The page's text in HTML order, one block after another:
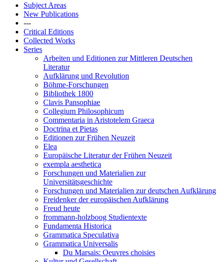
Subject Areas
New Publications
---
Critical Editions
Collected Works
Series
Arbeiten und Editionen zur Mittleren Deutschen
Literatur
Aufklärung und Revolution
Böhme-Forschungen
Bibliothek 1800
Clavis Pansophiae
Collegium Philosophicum
Commentaria in Aristotelem Graeca
Doctrina et Pietas
Editionen zur Frühen Neuzeit
Elea
Europäische Literatur der Frühen Neuzeit
exempla aesthetica
Forschungen und Materialien zur
Universitätsgeschichte
Forschungen und Materialien zur deutschen Aufklärung
Freidenker der europäischen Aufklärung
Freud heute
frommann-holzboog Studientexte
Fundamenta Historica
Grammatica Speculativa
Grammatica Universalis
Du Marsais: Oeuvres choisies